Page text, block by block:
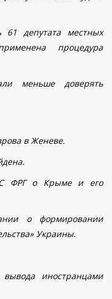
61 депутата местных
процедура
меньше доверять
в Женеве.
ФРГ о Крыме и его
о формировании
Украины.
иностранцами